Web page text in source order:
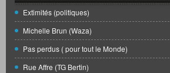
Extimités (politiques)
Michelle Brun (Waza)
Pas perdus ( pour tout le Monde)
Rue Affre (TG Bertin)